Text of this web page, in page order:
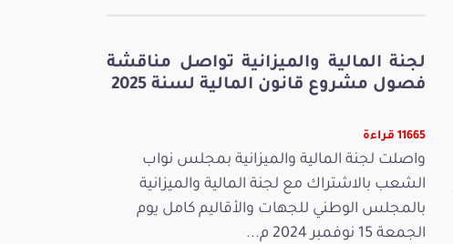
لجنة المالية والميزانية تواصل مناقشة
فصول مشروع قانون المالية لسنة 2025
11665 قراءة
واصلت لجنة المالية والميزانية بمجلس نواب
الشعب بالاشتراك مع لجنة المالية والميزانية
بالمجلس الوطني للجهات والأقاليم كامل يوم
الجمعة 15 نوفمبر 2024 م...